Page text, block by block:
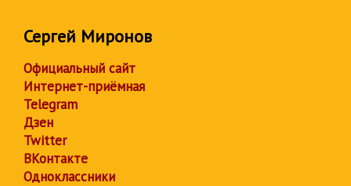
Сергей Миронов
Официальный сайт
Интернет-приёмная
Telegram
Дзен
Twitter
ВКонтакте
Одноклассники